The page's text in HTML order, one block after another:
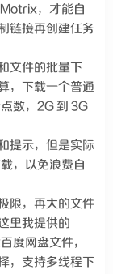
，才能自
链接再创建任务
文件的批量下
，下载一个普通
数，2G 到 3G
提示，但是实际
，以免浪费自
限，再大的文件
里我提供的
度网盘文件，
，支持多线程下